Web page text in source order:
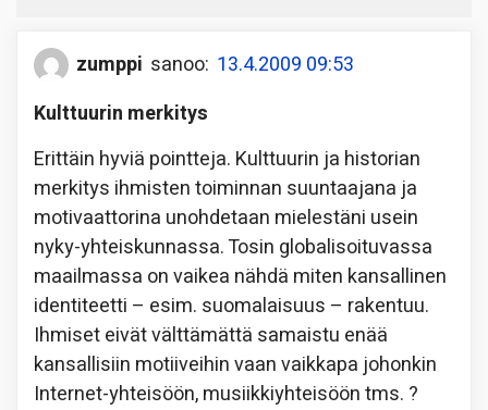
zumppi sanoo: 13.4.2009 09:53
Kulttuurin merkitys
Erittäin hyviä pointteja. Kulttuurin ja historian
merkitys ihmisten toiminnan suuntaajana ja
motivaattorina unohdetaan mielestäni usein
nyky-yhteiskunnassa. Tosin globalisoituvassa
maailmassa on vaikea nähdä miten kansallinen
identiteetti – esim. suomalaisuus – rakentuu.
Ihmiset eivät välttämättä samaistu enää
kansallisiin motiiveihin vaan vaikkapa johonkin
Internet-yhteisöön, musiikkiyhteisöön tms. ?